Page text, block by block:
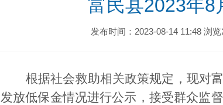
富民县2023年8
发布时间：2023-08-14 11:48 浏览
根据社会救助相关政策规定，现对
发放低保金情况进行公示，接受群众监